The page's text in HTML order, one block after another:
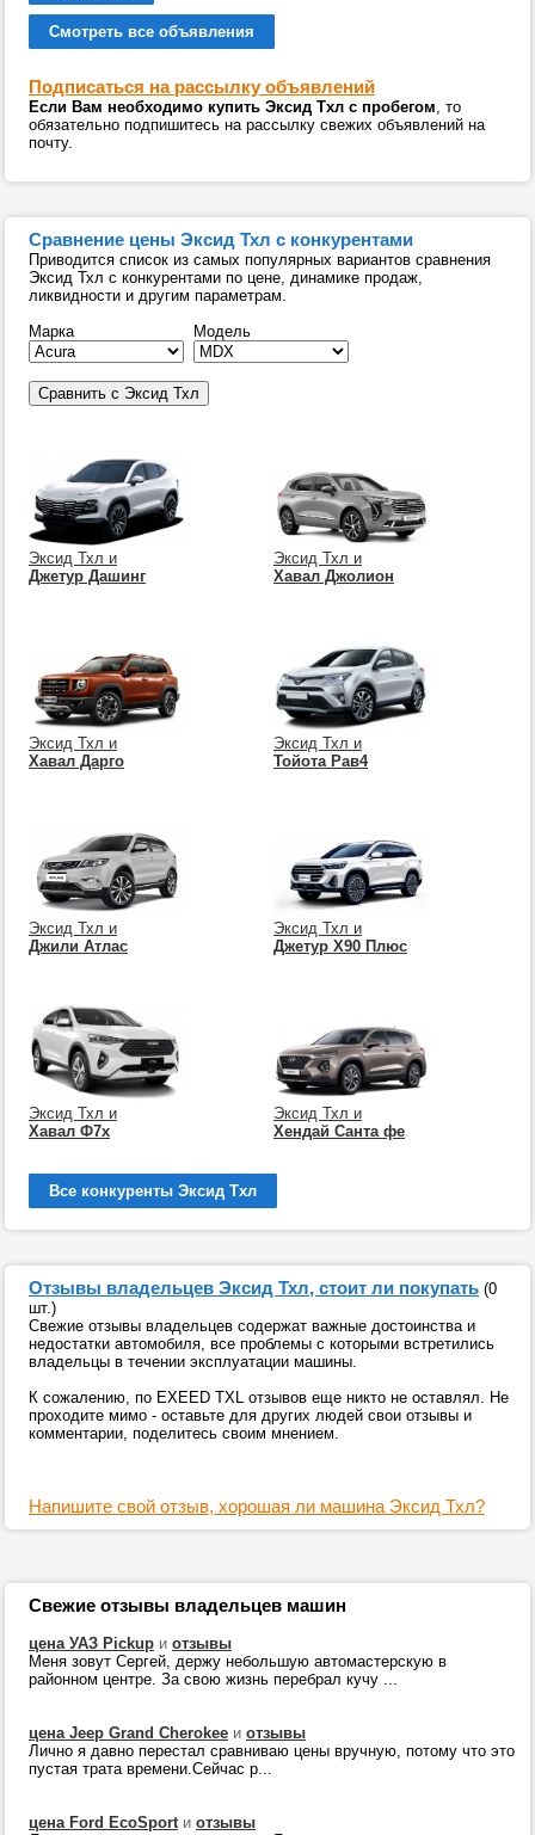
Смотреть все объявления
Подписаться на рассылку объявлений
Если Вам необходимо купить Эксид Тхл с пробегом, то
обязательно подпишитесь на рассылку свежих объявлений на
почту.
Сравнение цены Эксид Тхл с конкурентами
Приводится список из самых популярных вариантов сравнения
Эксид Тхл с конкурентами по цене, динамике продаж,
ликвидности и другим параметрам.
Марка
Модель
Эксид Тхл и
Джетур Дашинг
Эксид Тхл и
Хавал Джолион
Эксид Тхл и
Хавал Дарго
Эксид Тхл и
Тойота Рав4
Эксид Тхл и
Джили Атлас
Эксид Тхл и
Джетур Х90 Плюс
Эксид Тхл и
Хавал Ф7х
Эксид Тхл и
Хендай Санта фе
Все конкуренты Эксид Тхл
Отзывы владельцев Эксид Тхл, стоит ли покупать (0
шт.)
Свежие отзывы владельцев содержат важные достоинства и
недостатки автомобиля, все проблемы с которыми встретились
владельцы в течении эксплуатации машины.
К сожалению, по EXEED TXL отзывов еще никто не оставлял. Не
проходите мимо - оставьте для других людей свои отзывы и
комментарии, поделитесь своим мнением.
Напишите свой отзыв, хорошая ли машина Эксид Тхл?
Свежие отзывы владельцев машин
цена УАЗ Pickup и отзывы
Меня зовут Сергей, держу небольшую автомастерскую в
районном центре. За свою жизнь перебрал кучу ...
цена Jeep Grand Cherokee и отзывы
Лично я давно перестал сравниваю цены вручную, потому что это
пустая трата времени.Сейчас р...
цена Ford EcoSportи отзывы